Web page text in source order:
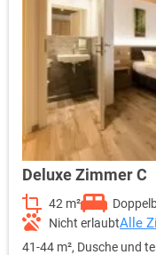
Deluxe Zimmer C
42 m²
Nicht erlaubtAlle
41-44 m², Dusche und